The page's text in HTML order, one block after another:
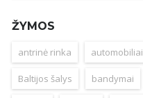
ŽYMOS
antrinė rinka automobiliai
Baltijos šalys bandymai